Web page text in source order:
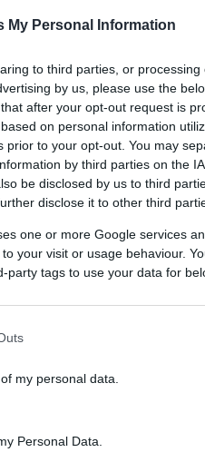
My Personal Information
to third parties, or
by us, please use the
after your opt-out request is
on personal information
prior to your opt-out. You may
by third parties on the
be disclosed by us to third
disclose it to other third
one or more Google services
your visit or usage behaviour.
party tags to use your data for
my personal data.
Personal Data.